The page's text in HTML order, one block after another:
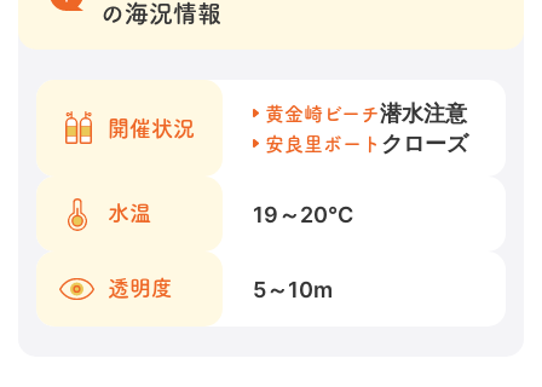
の海況情報
開催状況
黄金崎ビーチ潜水注意
安良里ボート クローズ
水温 19～20℃
透明度 5～10m